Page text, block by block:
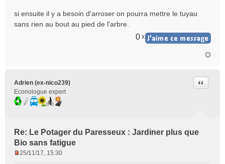
si ensuite il y a besoin d'arroser on pourra mettre le tuyau
sans rien au bout au pied de l'arbre.
0 x
Adrien (ex-nico239)
Econologue expert
Re: Le Potager du Paresseux : Jardiner plus que
Bio sans fatigue
Citer
25/11/17, 15:30